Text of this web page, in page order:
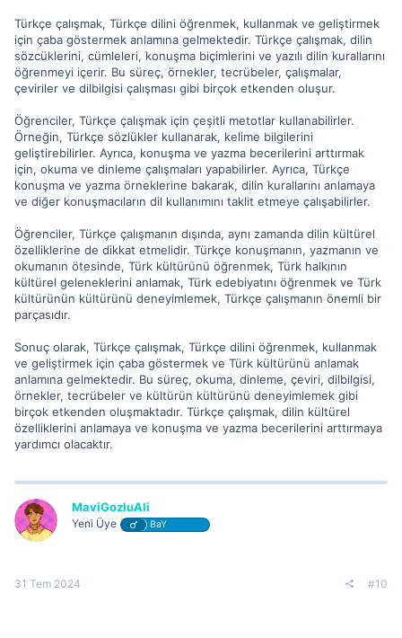
Türkçe çalışmak, Türkçe dilini öğrenmek, kullanmak ve geliştirmek
için çaba göstermek anlamına gelmektedir. Türkçe çalışmak, dilin
sözcüklerini, cümleleri, konuşma biçimlerini ve yazılı dilin kurallarını
öğrenmeyi içerir. Bu süreç, örnekler, tecrübeler, çalışmalar,
çeviriler ve dilbilgisi çalışması gibi birçok etkenden oluşur.
Öğrenciler, Türkçe çalışmak için çeşitli metotlar kullanabilirler.
Örneğin, Türkçe sözlükler kullanarak, kelime bilgilerini
geliştirebilirler. Ayrıca, konuşma ve yazma becerilerini arttırmak
için, okuma ve dinleme çalışmaları yapabilirler. Ayrıca, Türkçe
konuşma ve yazma örneklerine bakarak, dilin kurallarını anlamaya
ve diğer konuşmacıların dil kullanımını taklit etmeye çalışabilirler.
Öğrenciler, Türkçe çalışmanın dışında, aynı zamanda dilin kültürel
özelliklerine de dikkat etmelidir. Türkçe konuşmanın, yazmanın ve
okumanın ötesinde, Türk kültürünü öğrenmek, Türk halkının
kültürel geleneklerini anlamak, Türk edebiyatını öğrenmek ve Türk
kültürünün kültürünü deneyimlemek, Türkçe çalışmanın önemli bir
parçasıdır.
Sonuç olarak, Türkçe çalışmak, Türkçe dilini öğrenmek, kullanmak
ve geliştirmek için çaba göstermek ve Türk kültürünü anlamak
anlamına gelmektedir. Bu süreç, okuma, dinleme, çeviri, dilbilgisi,
örnekler, tecrübeler ve kültürün kültürünü deneyimlemek gibi
birçok etkenden oluşmaktadır. Türkçe çalışmak, dilin kültürel
özelliklerini anlamaya ve konuşma ve yazma becerilerini arttırmaya
yardımcı olacaktır.
MaviGozluAli
Yeni Üye BaY
31 Tem 2024 #10